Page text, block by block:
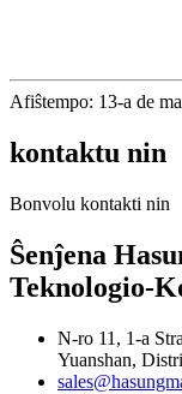
Afiŝtempo: 13-a de
kontaktu nin
Bonvolu kontakti nin
Ŝenĵena
Teknologio-
N-ro 11, 1-a
Yuanshan,